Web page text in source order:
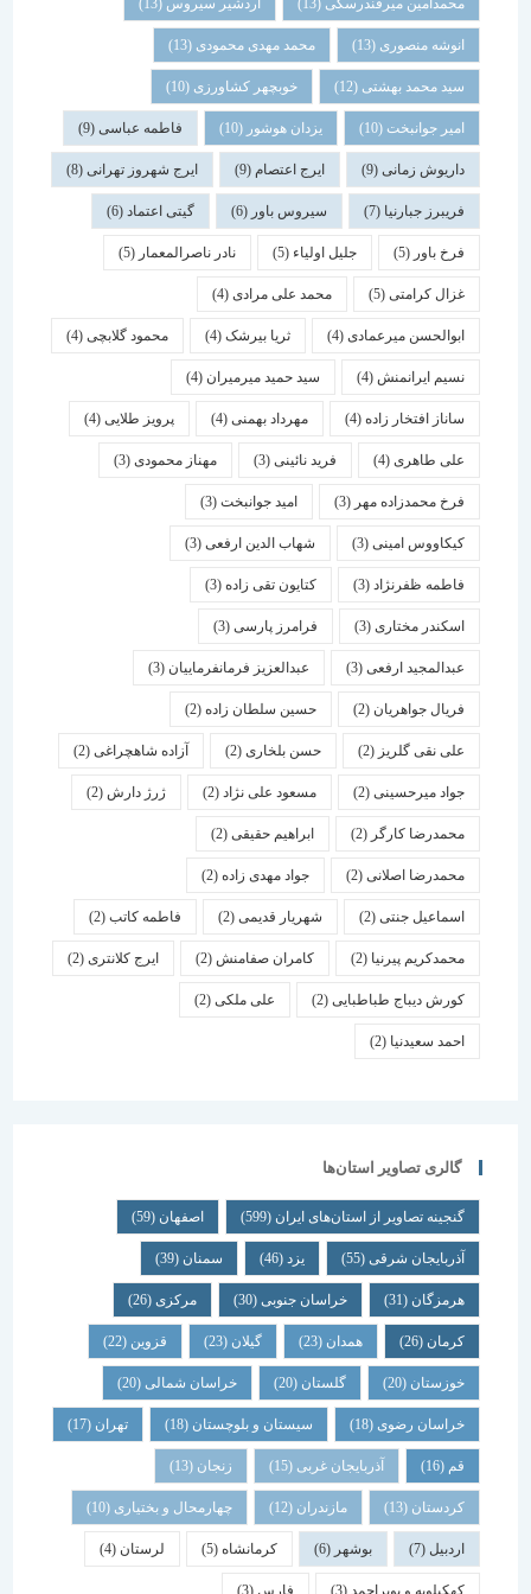
محمدامین میرفندرسکی(13) اردشیر سیروس(13)
انوشه منصوری(13) محمد مهدی محمودی(13)
سید محمد بهشتی(12) خوبچهر کشاورزی(10)
امیر جوانبخت(10) یزدان هوشور(10) فاطمه عباسی(9)
داریوش زمانی(9) ایرج اعتصام(9) ایرج شهروز تهرانی(8)
فریبرز جبارنیا(7) سیروس باور(6) گیتی اعتماد(6)
فرخ باور(5) جلیل اولیاء(5) نادر ناصرالمعمار (5)
غزال کرامتی(5) محمد علی مرادی(4)
ابوالحسن میرعمادی(4) ثریا بیرشک(4) محمود گلابچی(4)
نسیم ایرانمنش(4) سید حمید میرمیران(4)
ساناز افتخار زاده(4) مهرداد بهمنی (4) پرویز طلایی(4)
علی طاهری(4) فرید نائینی(3) مهناز محمودی(3)
فرخ محمدزاده مهر(3) امید جوانبخت(3)
کیکاووس امینی(3) شهاب الدین ارفعی(3)
فاطمه ظفرنژاد(3) کتایون تقی زاده(3)
اسكندر مختاری (3) فرامرز پارسی(3)
عبدالمجید ارفعی(3) عبدالعزیز فرمانفرماییان(3)
فریال جواهریان(2) حسین سلطان زاده(2)
علی نقی گلریز(2) حسن بلخاری(2) آزاده شاهچراغی(2)
جواد میرحسینی(2) مسعود علی نژاد(2) ژرژ دارش (2)
محمدرضا کارگر(2) ابراهیم حقیقی(2)
محمدرضا اصلانی(2) جواد مهدی زاده(2)
اسماعیل جنتی(2) شهریار قدیمی(2) فاطمه کاتب(2)
محمدکریم پیرنیا (2) کامران صفامنش(2) ایرج کلانتری (2)
کورش دیباج طباطبایی(2) علی ملکی(2)
احمد سعیدنیا (2)
گالری تصاویر استان‌ها
گنجینه تصاویر از استان‌های ایران(599) اصفهان (59)
آذربایجان شرقی(55) یزد سمنان (39)
هرمزگان(31) خراسان جنوبی(30) مرکزی (26)
همدان گیلان قزوین
خوزستان(20) گلستان (20) خراسان شمالی(20)
خراسان رضوی(18) سیستان و بلوچستان(18) تهران
آذربایجان غربی(15) زنجان
کردستان(13) مازندران(12) چهارمحال و بختیاری (10)
بوشهر کرمانشاه(5) لرستان (4)